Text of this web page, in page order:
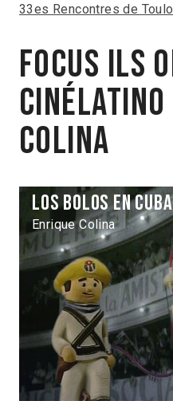
33es Rencontres de
Focus Ils
Cinélatino
Colina
Los Bolos en Cuba
Enrique Colina